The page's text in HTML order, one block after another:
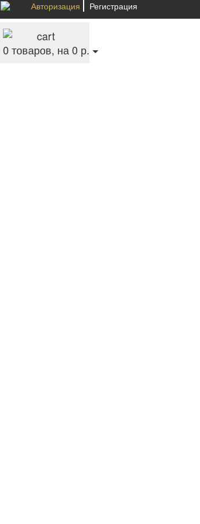
Авторизация Регистрация
0 товаров, на 0 р.